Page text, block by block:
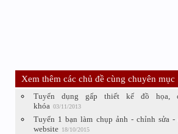
Xem thêm các chủ đề cùng chuyên mục
Tuyển dụng gấp thiết kế đồ họa,
khóa 03/11/2013
Tuyển 1 bạn làm chụp ảnh - chỉnh sửa
website 18/10/2015